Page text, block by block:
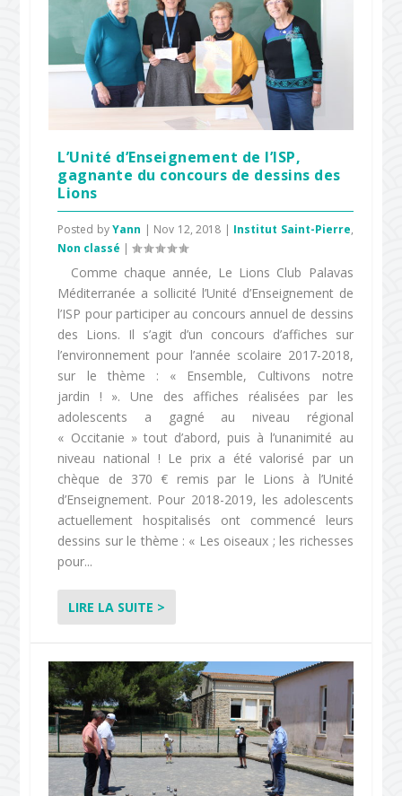
L’Unité d’Enseignement de l’ISP,
gagnante du concours de dessins des
Lions
Posted byYann | Nov 12, 2018 | Institut Saint-Pierre,
Non classé |
Comme chaque année, Le Lions Club Palavas
Méditerranée a sollicité l’Unité d’Enseignement de
l’ISP pour participer au concours annuel de dessins
des Lions. Il s’agit d’un concours d’affiches sur
l’environnement pour l’année scolaire 2017-2018,
sur le thème : « Ensemble, Cultivons notre
jardin ! ». Une des affiches réalisées par les
adolescents a gagné au niveau régional
« Occitanie » tout d’abord, puis à l’unanimité au
niveau national ! Le prix a été valorisé par un
chèque de 370 € remis par le Lions à l’Unité
d’Enseignement. Pour 2018-2019, les adolescents
actuellement hospitalisés ont commencé leurs
dessins sur le thème : « Les oiseaux ; les richesses
pour...
LIRE LA SUITE >